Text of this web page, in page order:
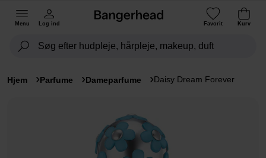
Menu Log ind Favorit Kurv
Hjem Parfume Dameparfume Daisy Dream Forever